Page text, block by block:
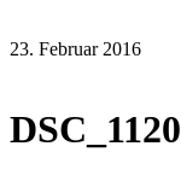
23. Februar 2016
DSC_1120